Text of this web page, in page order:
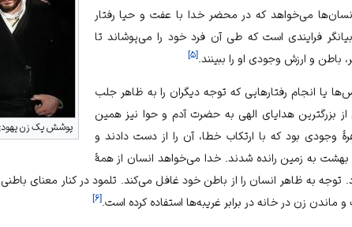
پوشش یک زن
انسان‌ها می‌خواهد که در محضر خدا با عفت و حیا رفتار
فرایندی است که طی آن فرد خود را می‌پوشاند تا
باطن و ارزش وجودی او را ببینند.[۵]
یا انجام رفتارهایی که توجه دیگران را به ظاهر جلب
بزرگترین هدایای الهی به حضرت آدم و حوا نیز همین
وجودی بود که با ارتکاب خطا، آن را از دست دادند و
به زمین رانده شدند. خدا می‌خواهد انسان از همۀ
به ظاهر انسان را از باطن خود غافل می‌کند. تلمود در کنار معنای
ماندن زن در خانه در برابر غریبه‌ها استفاده کرده است.[۶]